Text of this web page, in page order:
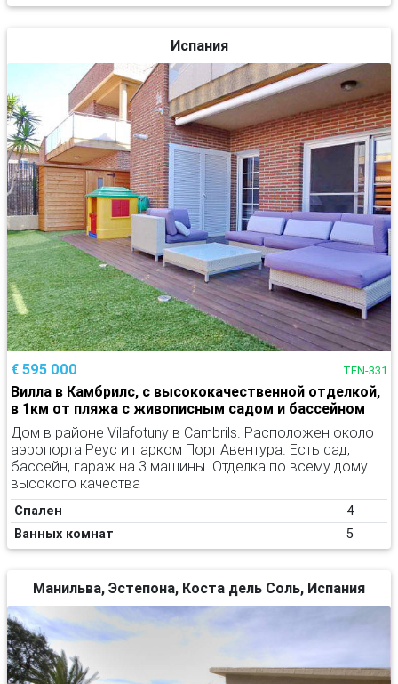
Испания
€ 595 000 TEN-331
Вилла в Камбрилс, с высококачественной отделкой,
в 1км от пляжа с живописным садом и бассейном
Дом в районе Vilafotuny в Cambrils. Расположен около
аэропорта Реус и парком Порт Авентура. Есть сад,
бассейн, гараж на 3 машины. Отделка по всему дому
высокого качества
Спален
4
Ванных комнат
5
Манильва, Эстепона, Коста дель Соль, Испания